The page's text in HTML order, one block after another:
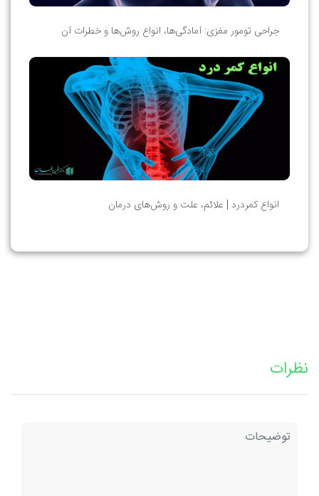
جراحی تومور مغزی: آمادگی‌ها، انواع روش‌ها و خطرات آن
انواع کمردرد | علائم، علت و روش‌های درمان
نظرات